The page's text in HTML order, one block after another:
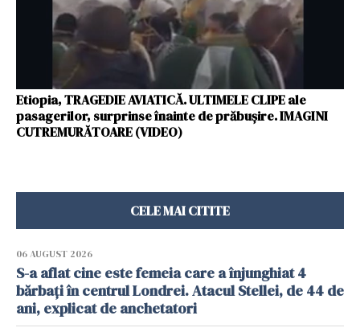
Etiopia, TRAGEDIE AVIATICĂ. ULTIMELE CLIPE ale
pasagerilor, surprinse înainte de prăbușire. IMAGINI
CUTREMURĂTOARE (VIDEO)
CELE MAI CITITE
06 AUGUST 2026
S-a aflat cine este femeia care a înjunghiat 4
bărbați în centrul Londrei. Atacul Stellei, de 44 de
ani, explicat de anchetatori